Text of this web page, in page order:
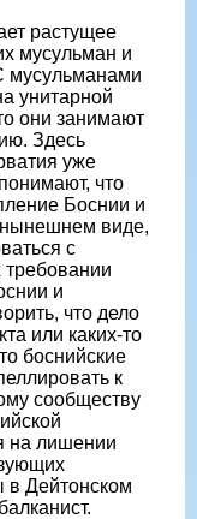
растущее
мусульман и
мусульманами
унитарной
они занимают
Здесь
уже
что
Боснии и
нынешнем виде,
с
и
что дело
или каких-то
боснийские
к
сообществу
на лишении
в Дейтонском